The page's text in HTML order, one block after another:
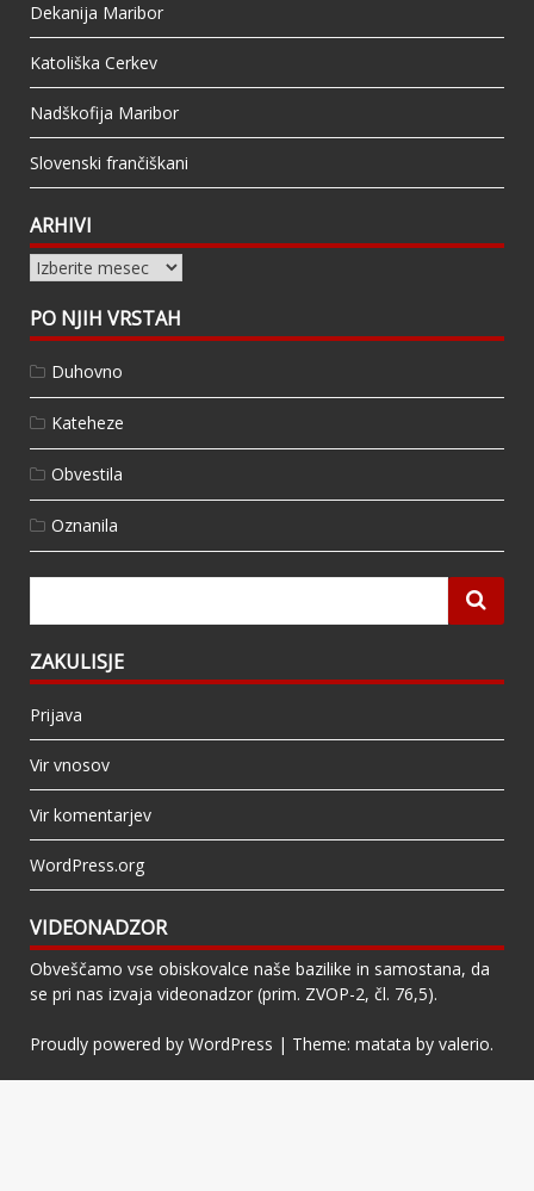
Dekanija Maribor
Katoliška Cerkev
Nadškofija Maribor
Slovenski frančiškani
ARHIVI
Arhivi
PO NJIH VRSTAH
Duhovno
Kateheze
Obvestila
Oznanila
ZAKULISJE
Prijava
Vir vnosov
Vir komentarjev
WordPress.org
VIDEONADZOR
Obveščamo vse obiskovalce naše bazilike in samostana, da
se pri nas izvaja videonadzor (prim. ZVOP-2, čl. 76,5).
Proudly powered by WordPress | Theme: matata by valerio.